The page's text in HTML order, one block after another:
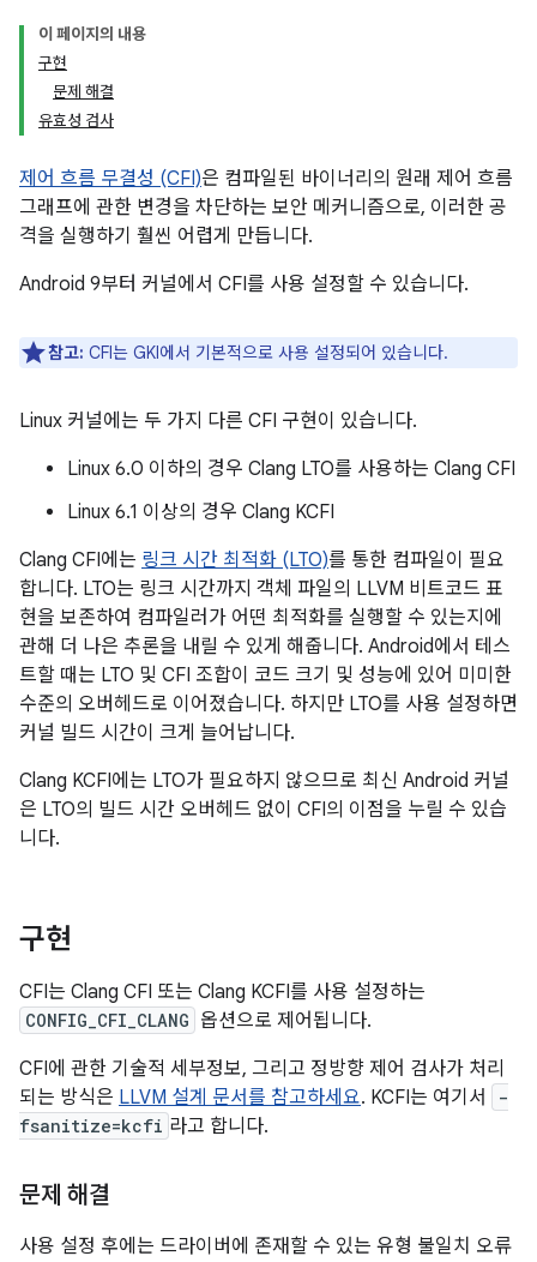
이 페이지의 내용
구현
문제 해결
유효성 검사
제어 흐름 무결성 (CFI)은 컴파일된 바이너리의 원래 제어 흐름
그래프에 관한 변경을 차단하는 보안 메커니즘으로, 이러한 공
격을 실행하기 훨씬 어렵게 만듭니다.
Android 9부터 커널에서 CFI를 사용 설정할 수 있습니다.
참고: CFI는 GKI에서 기본적으로 사용 설정되어 있습니다.
Linux 커널에는 두 가지 다른 CFI 구현이 있습니다.
Linux 6.0 이하의 경우 Clang LTO를 사용하는 Clang CFI
Linux 6.1 이상의 경우 Clang KCFI
Clang CFI에는 링크 시간 최적화 (LTO)를 통한 컴파일이 필요
합니다. LTO는 링크 시간까지 객체 파일의 LLVM 비트코드 표
현을 보존하여 컴파일러가 어떤 최적화를 실행할 수 있는지에
관해 더 나은 추론을 내릴 수 있게 해줍니다. Android에서 테스
트할 때는 LTO 및 CFI 조합이 코드 크기 및 성능에 있어 미미한
수준의 오버헤드로 이어졌습니다. 하지만 LTO를 사용 설정하면
커널 빌드 시간이 크게 늘어납니다.
Clang KCFI에는 LTO가 필요하지 않으므로 최신 Android 커널
은 LTO의 빌드 시간 오버헤드 없이 CFI의 이점을 누릴 수 있습
니다.
구현
CFI는 Clang CFI 또는 Clang KCFI를 사용 설정하는
CONFIG_CFI_CLANG 옵션으로 제어됩니다.
CFI에 관한 기술적 세부정보, 그리고 정방향 제어 검사가 처리
되는 방식은 LLVM 설계 문서를 참고하세요. KCFI는 여기서
-
fsanitize=kcfi 라고 합니다.
문제 해결
사용 설정 후에는 드라이버에 존재할 수 있는 유형 불일치 오류